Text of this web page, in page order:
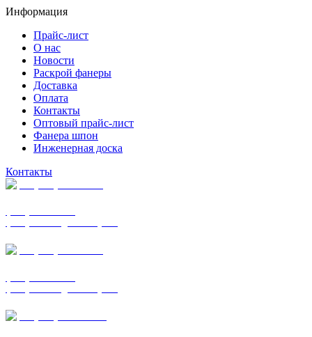
Информация
Прайс-лист
О нас
Новости
Раскрой фанеры
Доставка
Оплата
Контакты
Оптовый прайс-лист
Фанера шпон
Инженерная доска
Контакты